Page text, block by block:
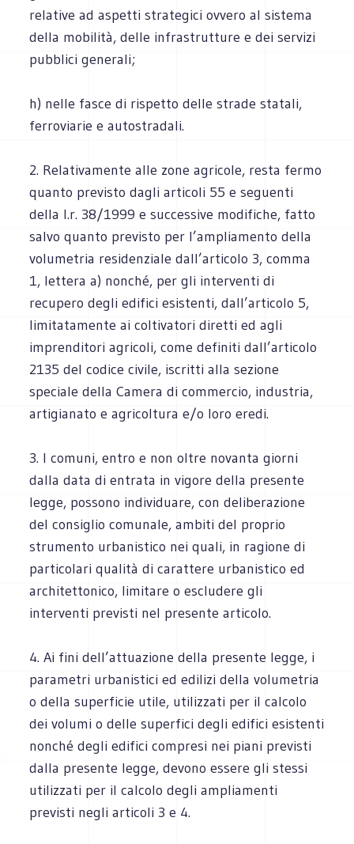
relative ad aspetti strategici ovvero al sistema
della mobilità, delle infrastrutture e dei servizi
pubblici generali;
h) nelle fasce di rispetto delle strade statali,
ferroviarie e autostradali.
2. Relativamente alle zone agricole, resta fermo
quanto previsto dagli articoli 55 e seguenti
della l.r. 38/1999 e successive modifiche, fatto
salvo quanto previsto per l’ampliamento della
volumetria residenziale dall’articolo 3, comma
1, lettera a) nonché, per gli interventi di
recupero degli edifici esistenti, dall’articolo 5,
limitatamente ai coltivatori diretti ed agli
imprenditori agricoli, come definiti dall’articolo
2135 del codice civile, iscritti alla sezione
speciale della Camera di commercio, industria,
artigianato e agricoltura e/o loro eredi.
3. I comuni, entro e non oltre novanta giorni
dalla data di entrata in vigore della presente
legge, possono individuare, con deliberazione
del consiglio comunale, ambiti del proprio
strumento urbanistico nei quali, in ragione di
particolari qualità di carattere urbanistico ed
architettonico, limitare o escludere gli
interventi previsti nel presente articolo.
4. Ai fini dell’attuazione della presente legge, i
parametri urbanistici ed edilizi della volumetria
o della superficie utile, utilizzati per il calcolo
dei volumi o delle superfici degli edifici esistenti
nonché degli edifici compresi nei piani previsti
dalla presente legge, devono essere gli stessi
utilizzati per il calcolo degli ampliamenti
previsti negli articoli 3 e 4.